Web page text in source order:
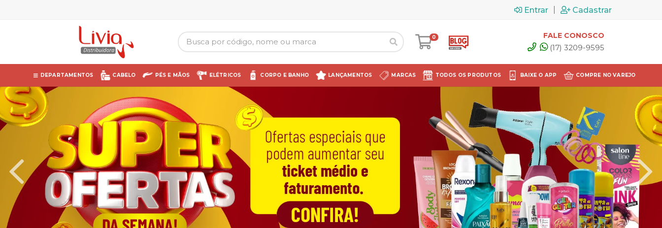
Entrar Cadastrar
0 FALE CONOSCO
(17) 3209-9595
DEPARTAMENTOS CABELO PÉS E MÃOS ELÉTRICOS CORPO E BANHO LANÇAMENTOS MARCAS TODOS OS PRODUTOS BAIXE O APP COMPRE NO VAREJO